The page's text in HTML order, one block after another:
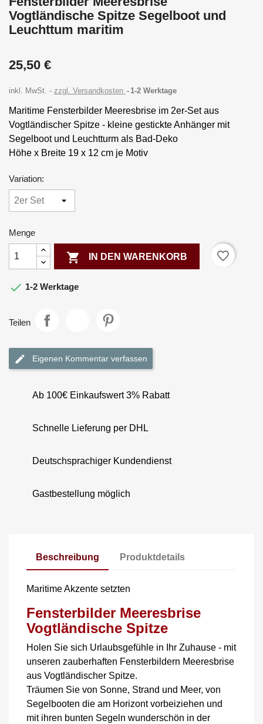
Vogtländische Spitze Segelboot und
Leuchttum maritim
25,50 €
inkl. MwSt. zzgl. Versandkosten 1-2 Werktage
Maritime Fensterbilder Meeresbrise im 2er-Set aus
Vogtländischer Spitze - kleine gestickte Anhänger mit
Segelboot und Leuchtturm als Bad-Deko
Höhe x Breite 19 x 12 cm je Motiv
Variation:
Menge
 IN DEN WARENKORB favorite_border
 1-2 Werktage
Teilen
Eigenen Kommentar verfassen
Ab 100€ Einkaufswert 3% Rabatt
Schnelle Lieferung per DHL
Deutschsprachiger Kundendienst
Gastbestellung möglich
Beschreibung Produktdetails
Maritime Akzente setzten
Fensterbilder Meeresbrise
Vogtländische Spitze
Holen Sie sich Urlaubsgefühle in Ihr Zuhause - mit
unseren zauberhaften Fensterbildern Meeresbrise
aus Vogtländischer Spitze.
Träumen Sie von Sonne, Strand und Meer, von
Segelbooten die am Horizont vorbeiziehen und
mit ihren bunten Segeln wunderschön in der